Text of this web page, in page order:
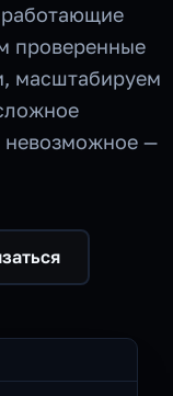
проверенные
масштабируем
невозможное —